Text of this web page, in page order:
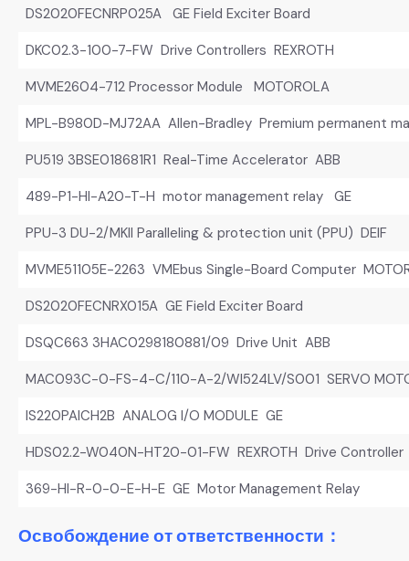
DS2020FECNRP025A GE Field Exciter Board
DKC02.3-100-7-FW Drive Controllers REXROTH
MVME2604-712 Processor Module MOTOROLA
MPL-B980D-MJ72AA Allen-Bradley Premium permanent
PU519 3BSE018681R1 Real-Time Accelerator ABB
489-P1-HI-A20-T-H motor management relay GE
PPU-3 DU-2/MKII Paralleling & protection unit (PPU) DEIF
MVME51105E-2263 VMEbus Single-Board Computer
DS2020FECNRX015A GE Field Exciter Board
DSQC663 3HAC0298180881/09 Drive Unit ABB
MAC093C-0-FS-4-C/110-A-2/WI524LV/S001 SERVO
IS220PAICH2B ANALOG I/O MODULE GE
HDS02.2-W040N-HT20-01-FW REXROTH Drive Controller
369-HI-R-0-0-E-H-E GE Motor Management Relay
Освобождение от ответственности：